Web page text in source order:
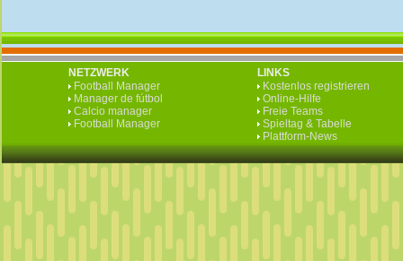
NETZWERK
Football Manager
Manager de fútbol
Calcio manager
Football Manager
LINKS
Kostenlos registrieren
Online-Hilfe
Freie Teams
Spieltag & Tabelle
Plattform-News